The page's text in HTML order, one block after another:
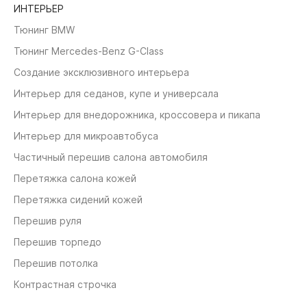
ИНТЕРЬЕР
Тюнинг BMW
Тюнинг Mercedes-Benz G-Class
Создание эксклюзивного интерьера
Интерьер для седанов, купе и универсала
Интерьер для внедорожника, кроссовера и пикапа
Интерьер для микроавтобуса
Частичный перешив салона автомобиля
Перетяжка салона кожей
Перетяжка сидений кожей
Перешив руля
Перешив торпедо
Перешив потолка
Контрастная строчка